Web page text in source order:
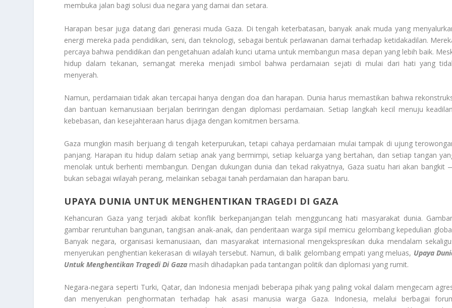
membuka jalan bagi solusi dua negara yang damai dan setara.
Harapan besar juga datang dari generasi muda Gaza. Di tengah keterbatasan, banyak anak muda yang
energi mereka pada pendidikan, seni, dan teknologi, sebagai bentuk perlawanan damai terhadap ketidakadilan.
percaya bahwa pendidikan dan pengetahuan adalah kunci utama untuk membangun masa depan yang lebih baik.
hidup dalam tekanan, semangat mereka menjadi simbol bahwa perdamaian sejati di mulai dari hati yang
menyerah.
Namun, perdamaian tidak akan tercapai hanya dengan doa dan harapan. Dunia harus memastikan bahwa
dan bantuan kemanusiaan berjalan beriringan dengan diplomasi perdamaian. Setiap langkah kecil menuju
kebebasan, dan kesejahteraan harus dijaga dengan komitmen bersama.
Gaza mungkin masih berjuang di tengah keterpurukan, tetapi cahaya perdamaian mulai tampak di ujung
panjang. Harapan itu hidup dalam setiap anak yang bermimpi, setiap keluarga yang bertahan, dan setiap tangan
menolak untuk berhenti membangun. Dengan dukungan dunia dan tekad rakyatnya, Gaza suatu hari akan bangkit
bukan sebagai wilayah perang, melainkan sebagai tanah perdamaian dan harapan baru.
UPAYA DUNIA UNTUK MENGHENTIKAN TRAGEDI DI GAZA
Kehancuran Gaza yang terjadi akibat konflik berkepanjangan telah mengguncang hati masyarakat dunia.
gambar reruntuhan bangunan, tangisan anak-anak, dan penderitaan warga sipil memicu gelombang kepedulian
Banyak negara, organisasi kemanusiaan, dan masyarakat internasional mengekspresikan duka mendalam
menyerukan penghentian kekerasan di wilayah tersebut. Namun, di balik gelombang empati yang meluas, Upaya
Untuk Menghentikan Tragedi Di Gaza masih dihadapkan pada tantangan politik dan diplomasi yang rumit.
Negara-negara seperti Turki, Qatar, dan Indonesia menjadi beberapa pihak yang paling vokal dalam mengecam
dan menyerukan penghormatan terhadap hak asasi manusia warga Gaza. Indonesia, melalui berbagai